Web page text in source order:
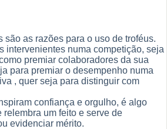
são as razões para o uso de troféus.
intervenientes numa competição, seja
premiar colaboradores da sua
para premiar o desempenho numa
, quer seja para distinguir com
confiança e orgulho, é algo
relembra um feito e serve de
evidenciar mérito.